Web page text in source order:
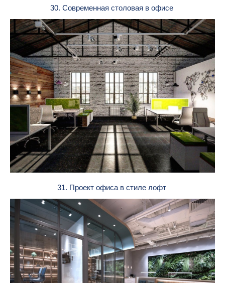
30. Современная столовая в офисе
31. Проект офиса в стиле лофт